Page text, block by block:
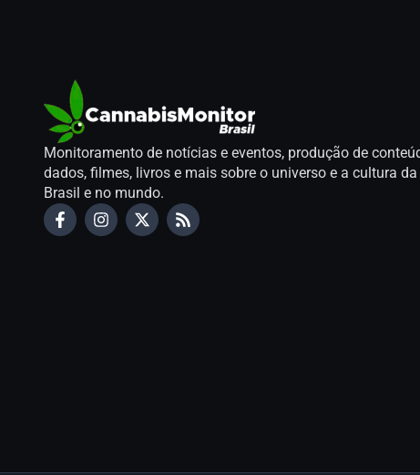
Monitoramento de notícias e eventos, produção de
dados, filmes, livros e mais sobre o universo e a cultura
Brasil e no mundo.